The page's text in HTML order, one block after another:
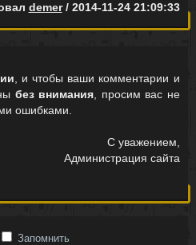
demer/ 2014-11-24 21:09:33
, и чтобы ваши комментарии и
без внимания , просим вас не
ошибками.
С уважением,
Администрация сайта
Запомнить